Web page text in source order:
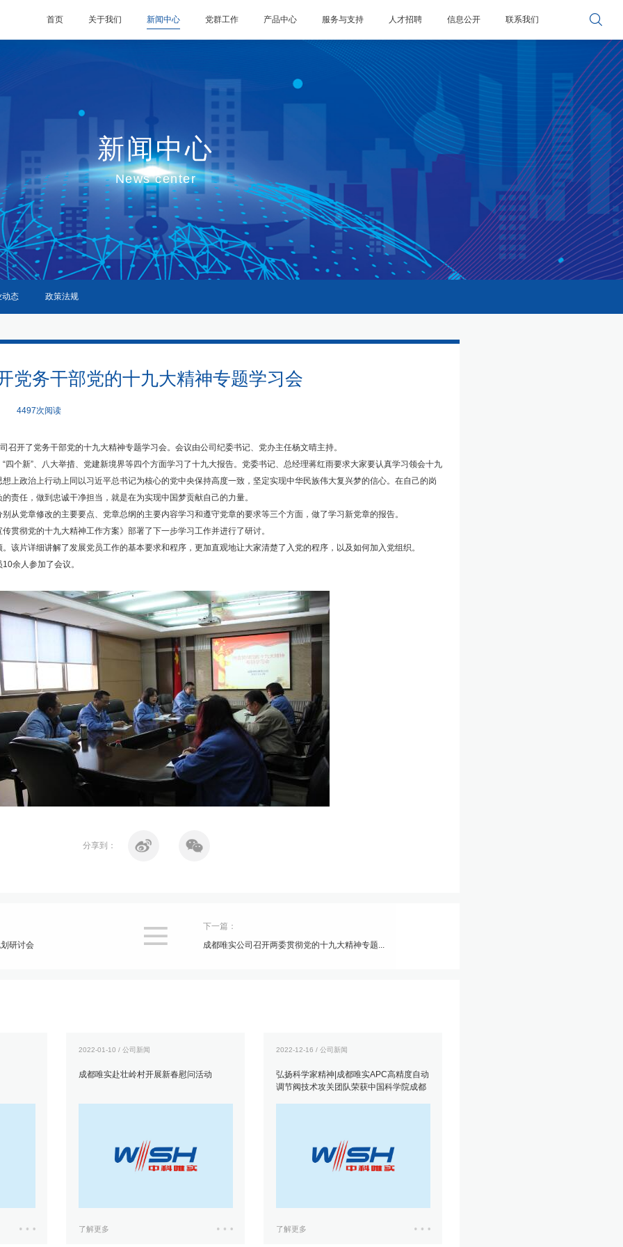

首页 关于我们 新闻中心 党群工作 产品中心 服务与支持 人才招聘 信息公开 联系我们
新闻中心
News center
动态 政策法规
党务干部党的十九大精神专题学习会
4497次阅读
了党务干部党的十九大精神专题学习会。会议由公司纪委书记、党办主任杨文晴主持。
新”、八大举措、党建新境界等四个方面学习了十九大报告。党委书记、总经理蒋红雨要求大家要认真学习领会十九
上政治上行动上同以习近平总书记为核心的党中央保持高度一致，坚定实现中华民族伟大复兴梦的信心。在自己的岗
责任，做到忠诚干净担当，就是在为实现中国梦贡献自己的力量。
党章修改的主要要点、党章总纲的主要内容学习和遵守党章的要求等三个方面，做了学习新党章的报告。
彻党的十九大精神工作方案》部署了下一步学习工作并进行了研讨。
片详细讲解了发展党员工作的基本要求和程序，更加直观地让大家清楚了入党的程序，以及如何加入党组织。
余人参加了会议。
分享到：
研讨会
下一篇：
成都唯实公司召开两委贯彻党的十九大精神专题...

2022-01-10 / 公司新闻
成都唯实赴壮岭村开展新春慰问活动
了解更多
2022-12-16 / 公司新闻
弘扬科学家精神|成都唯实APC高精度自动
调节阀技术攻关团队荣获中国科学院成都
了解更多